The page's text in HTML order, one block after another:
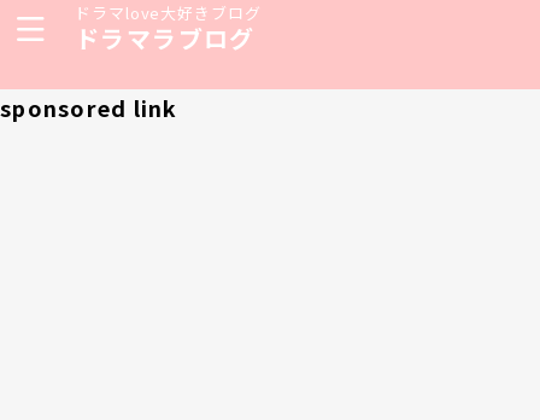
ドラマlove大好きブログ
ドラマラブログ
sponsored link